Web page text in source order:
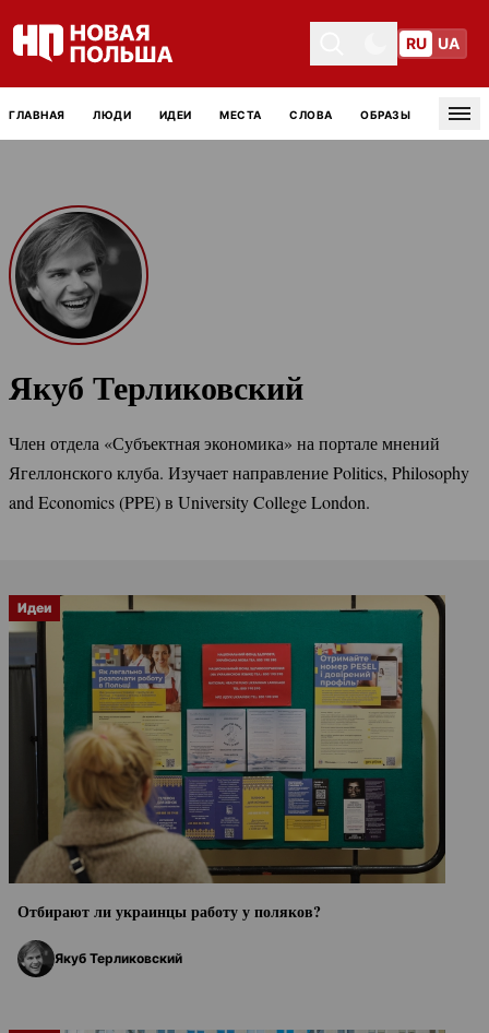
Toggle themeToggle theme
RU UA
ГЛАВНАЯ ЛЮДИ ИДЕИ МЕСТА СЛОВА ОБРАЗЫ
Якуб Терликовский
Член отдела «Субъектная экономика» на портале мнений
Ягеллонского клуба. Изучает направление Politics, Philosophy
and Economics (PPE) в University College London.
Идеи
Отбирают ли украинцы работу у поляков?
Якуб Терликовский